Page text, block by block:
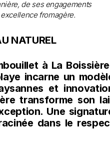
de ses engagements
fromagère.
NATUREL
à La
incarne un
et
transforme son
Une
dans le